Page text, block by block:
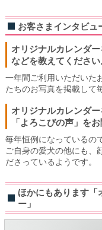
お客さまインタビュ
オリジナルカレンダ
などを教えてください
一年間ご利用いただいた
たちのお写真を掲載して
オリジナルカレンダ
「よろこびの声」を
毎年恒例になっているの
ご自身の愛犬の他にも、
ださっているようです。
ほかにもあります「
ー」